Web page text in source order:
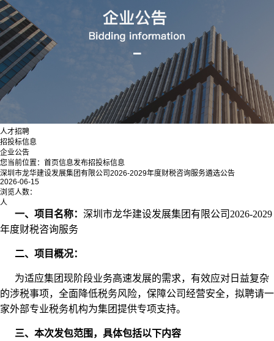
人才招聘
招投标信息
企业公告
您当前位置： 首页信息发布招投标信息
深圳市龙华建设发展集团有限公司2026-2029年度财税咨询服务遴选公告
2026-06-15
浏览人数：
人
一、项目名称： 深圳市龙华建设发展集团有限公司2026-2029
年度财税咨询服务
二、项目概况：
为适应集团现阶段业务高速发展的需求，有效应对日益复杂
的涉税事项，全面降低税务风险，保障公司经营安全，拟聘请一
家外部专业税务机构为集团提供专项支持。
三、本次发包范围，具体包括以下内容